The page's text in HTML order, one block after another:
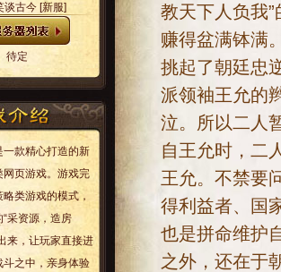
谈古今 [新服]
待定
一款精心打造的新
网页游戏。游戏完
类游戏的模式，
采资源，造房
来，让玩家直接进
斗之中，亲身体验
教天下人负我
赚得盆满钵满
挑起了朝廷忠
派领袖王允的
泣。所以二人
自王允时，二
王允。不禁要
得利益者、国
也是拼命维护
之外，还在于